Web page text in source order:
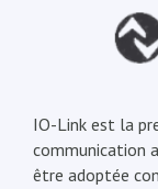
IO-Link est la
communication
être adoptée